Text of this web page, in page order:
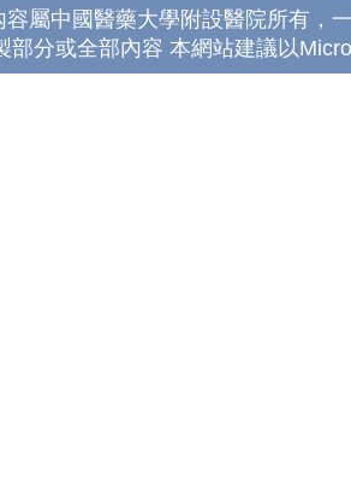
屬中國醫藥大學附設醫院所有，
部分或全部內容 本網站建議以